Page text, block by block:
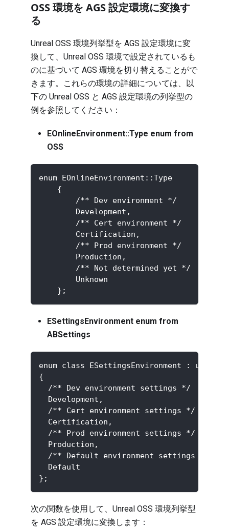
OSS 環境を AGS 設定環境に変換す
る
Unreal OSS 環境列挙型を AGS 設定環境に変
換して、Unreal OSS 環境で設定されているも
のに基づいて AGS 環境を切り替えることがで
きます。これらの環境の詳細については、以
下の Unreal OSS と AGS 設定環境の列挙型の
例を参照してください：
EOnlineEnvironment::Type enum from
OSS
enum EOnlineEnvironment::Type
    {
        /** Dev environment */
        Development,
        /** Cert environment */
        Certification,
        /** Prod environment */
        Production,
        /** Not determined yet */
        Unknown
    };
ESettingsEnvironment enum from
ABSettings
enum class ESettingsEnvironment : uint8
{
  /** Dev environment settings */
  Development,
  /** Cert environment settings */
  Certification,
  /** Prod environment settings */
  Production,
  /** Default environment settings */
  Default
};
次の関数を使用して、Unreal OSS 環境列挙型
を AGS 設定環境に変換します：